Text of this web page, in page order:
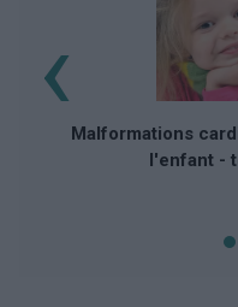
Malformations
l'enfant -
‹